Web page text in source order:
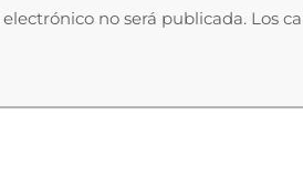
no será publicada. Los